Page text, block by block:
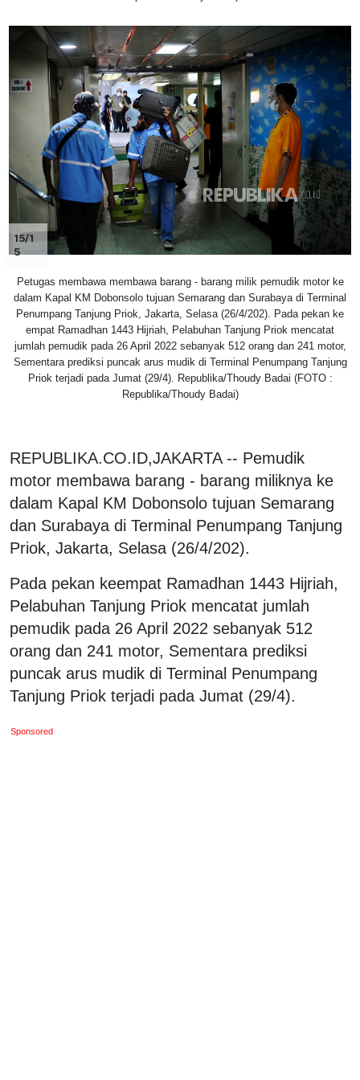
15/1
5
Petugas membawa membawa barang - barang milik pemudik motor ke
dalam Kapal KM Dobonsolo tujuan Semarang dan Surabaya di Terminal
Penumpang Tanjung Priok, Jakarta, Selasa (26/4/202). Pada pekan ke
empat Ramadhan 1443 Hijriah, Pelabuhan Tanjung Priok mencatat
jumlah pemudik pada 26 April 2022 sebanyak 512 orang dan 241 motor,
Sementara prediksi puncak arus mudik di Terminal Penumpang Tanjung
Priok terjadi pada Jumat (29/4). Republika/Thoudy Badai (FOTO :
Republika/Thoudy Badai)
REPUBLIKA.CO.ID,JAKARTA -- Pemudik
motor membawa barang - barang miliknya ke
dalam Kapal KM Dobonsolo tujuan Semarang
dan Surabaya di Terminal Penumpang Tanjung
Priok, Jakarta, Selasa (26/4/202).
Pada pekan keempat Ramadhan 1443 Hijriah,
Pelabuhan Tanjung Priok mencatat jumlah
pemudik pada 26 April 2022 sebanyak 512
orang dan 241 motor, Sementara prediksi
puncak arus mudik di Terminal Penumpang
Tanjung Priok terjadi pada Jumat (29/4).
Sponsored